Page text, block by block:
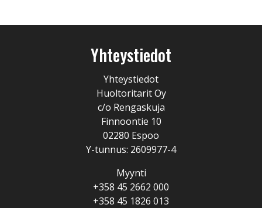
Yhteystiedot
Yhteystiedot
Huoltoritarit Oy
c/o Rengaskuja
Finnoontie 10
02280 Espoo
Y-tunnus: 2609977-4
Myynti
+358 45 2662 000
+358 45 1826 013